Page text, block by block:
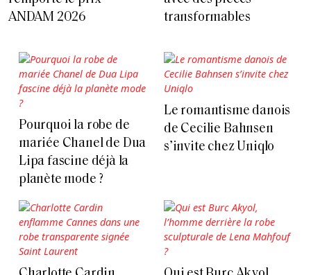
ANDAM 2026
transformables
Pourquoi la robe de
mariée Chanel de Dua
Lipa fascine déjà la
planète mode ?
Le romantisme danois
de Cecilie Bahnsen
s’invite chez Uniqlo